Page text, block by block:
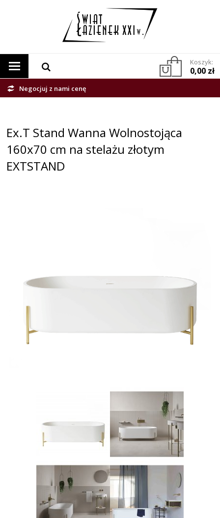
Koszyk:
0,00 zł
Negocjuj z nami cenę
Ex.T Stand Wanna Wolnostojąca
160x70 cm na stelażu złotym
EXTSTAND